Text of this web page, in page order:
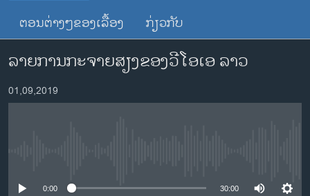
ໄປ
ຊອກ
ຄົ້ນ
ອາເມຣິກາ
ການເລືອກຕັ້ງ ປະທານາທີບໍດີ ສະຫະລັດ 2024
ຂ່າວ​ຈີນ
ໂລກ
ຊຸມຊົນຊາວລາວ
ຈອງພັອດແຄັສ
ຕອນຕ່າງໆຂອງເລື້ອງ ກ່ຽວກັບ
ລາຍການກະຈາຍສຽງຂອງວີໂອເອ ລາວ
01,09,2019
0:00 30:00